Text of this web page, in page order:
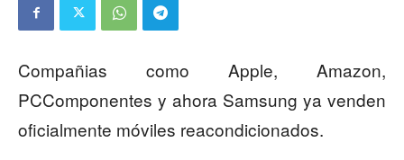
Compañias como Apple, Amazon,
PCComponentes y ahora Samsung ya venden
oficialmente móviles reacondicionados.